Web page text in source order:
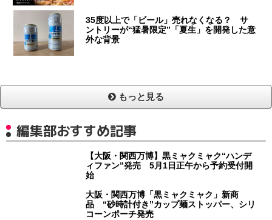
35度以上で「ビール」売れなくなる？ サ
ントリーが“猛暑限定”「夏生」を開発した意
外な背景
もっと見る
編集部おすすめ記事
【大阪・関西万博】黒ミャクミャク“ハンデ
ィファン”発売 5月1日正午から予約受付開
始
大阪・関西万博「黒ミャクミャク」新商
品 “砂時計付き”カップ麺ストッパー、シリ
コーンポーチ発売